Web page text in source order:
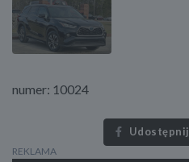
numer: 10024
Udostępnij
REKLAMA